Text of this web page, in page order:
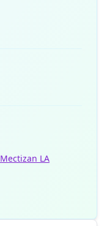
Mectizan LA